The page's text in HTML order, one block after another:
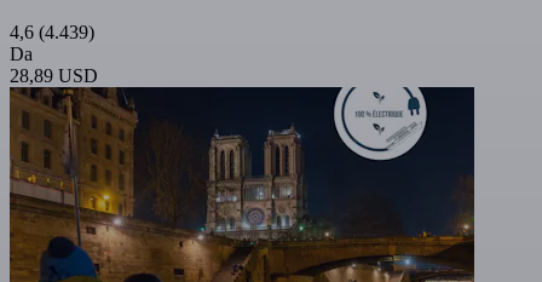
4,6 (4.439)
Da
28,89 USD